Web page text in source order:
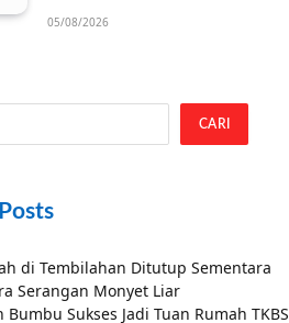
05/08/2026
CARI
di Tembilahan Ditutup Sementara
Serangan Monyet Liar
Bumbu Sukses Jadi Tuan Rumah TKBS